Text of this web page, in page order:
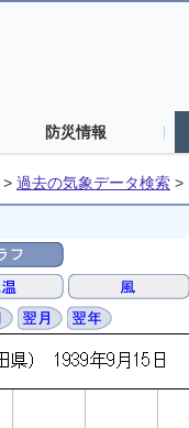
防災情報
> 過去の気象データ検索 >